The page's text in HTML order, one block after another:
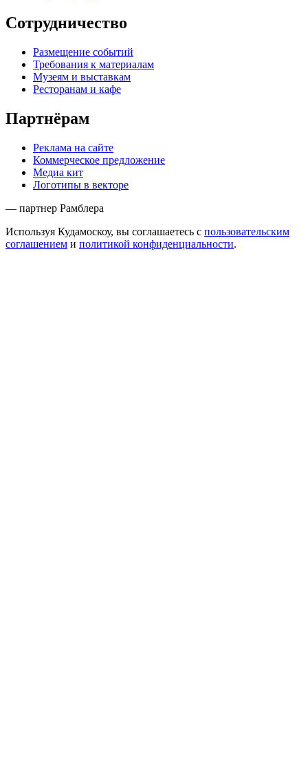
Сотрудничество
Размещение событий
Требования к материалам
Музеям и выставкам
Ресторанам и кафе
Партнёрам
Реклама на сайте
Коммерческое предложение
Медиа кит
Логотипы в векторе
— партнер Рамблера
Используя Кудамоскоу, вы соглашаетесь с пользовательским
соглашением и политикой конфиденциальности.